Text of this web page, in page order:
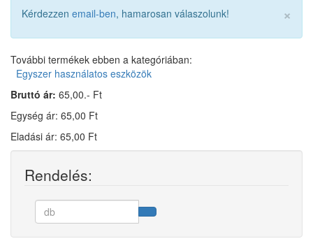
×
Kérdezzen email-ben, hamarosan válaszolunk!
További termékek ebben a kategóriában:
Egyszer használatos eszközök
Bruttó ár: 65,00.- Ft
Egység ár: 65,00 Ft
Eladási ár: 65,00 Ft
Rendelés: